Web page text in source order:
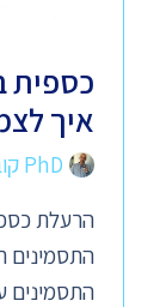
כספית
איך
PhD קובי עזרא יעקב
הרעלת
התסמינים
התסמינים